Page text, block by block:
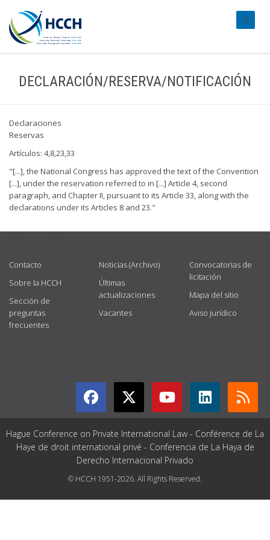
DECLARACIÓN/RESERVA/NOTIFICACIÓN
Declaraciones
Reservas
Artículos: 4,8,23,33
"[...], the National Congress has approved the text of the Convention
[...], under the reservation referred to in [...] Article 4, second
paragraph, and Chapter II, pursuant to its Article 33, along with the
declarations under its Articles 8 and 23."
Contacto
Sobre la HCCH
Sección de
preguntas
frecuentes
Noticias (Archivo)
Últimas
actualizaciones
Vacantes
Convocatorias de
licitación
Mapa del sitio
Aviso jurídico
Hague Conference on Private International Law - Conférence de La
Haye de droit international privé - Conferencia de La Haya de
Derecho Internacional Privado
© HCCH 1951-2026. All Rights Reserved.